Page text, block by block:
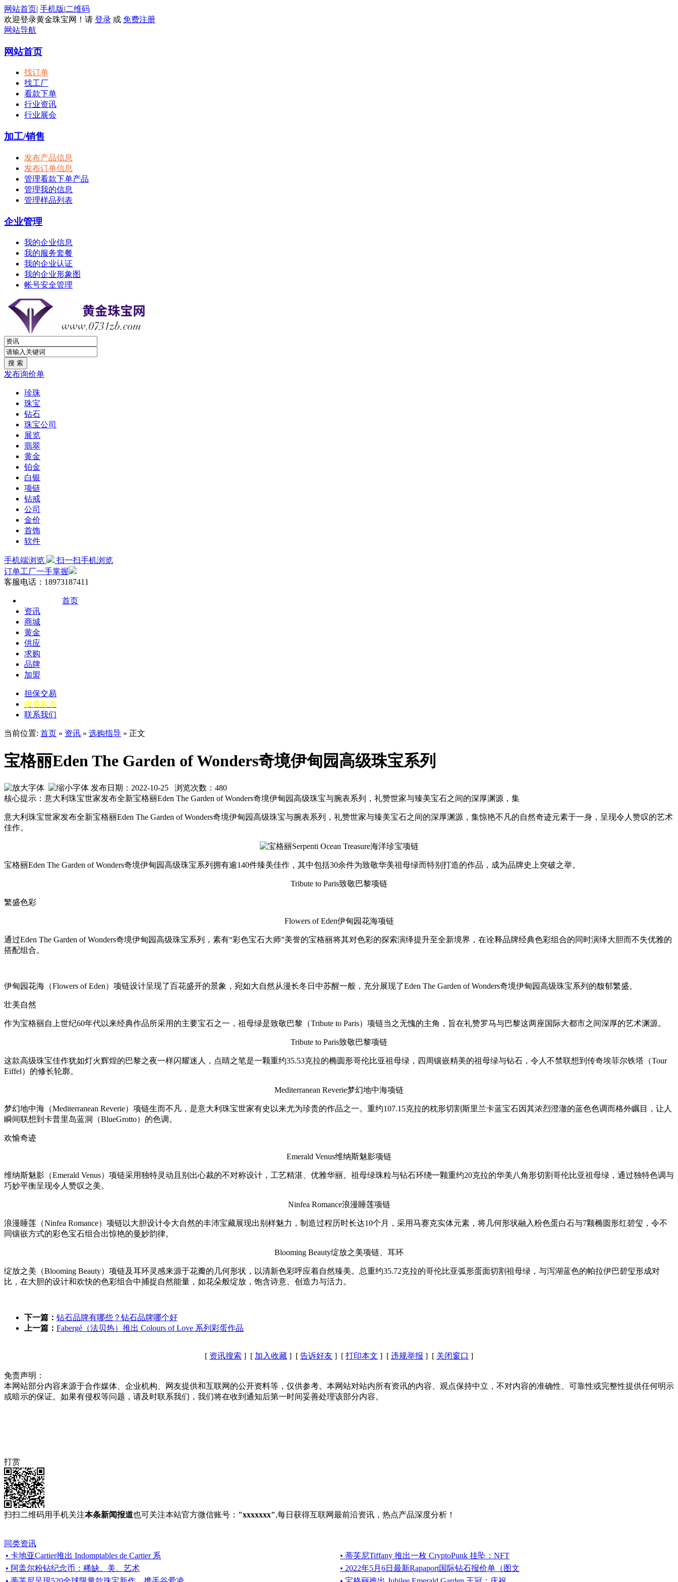
网站首页| 手机版|二维码
欢迎登录黄金珠宝网！请 登录 或 免费注册
网站导航
网站首页
找订单
找工厂
看款下单
行业资讯
行业展会
加工/销售
发布产品信息
发布订单信息
管理看款下单产品
管理我的信息
管理样品列表
企业管理
我的企业信息
我的服务套餐
我的企业认证
我的企业形象图
帐号安全管理
发布询价单
珍珠
珠宝
钻石
珠宝公司
展览
翡翠
黄金
铂金
白银
项链
钻戒
公司
金价
首饰
软件
手机端浏览
扫一扫手机浏览
订单工厂一手掌握
客服电话：18973187411
首页
资讯
商城
黄金
供应
求购
品牌
加盟
担保交易
收费标准
联系我们
当前位置: 首页 » 资讯 » 选购指导 » 正文
宝格丽Eden The Garden of Wonders奇境伊甸园高级珠宝系列
发布日期：2022-10-25 浏览次数： 480
核心提示：意大利珠宝世家发布全新宝格丽Eden The Garden of Wonders奇境伊甸园高级珠宝与腕表系列，礼赞世家与臻美宝石之间的深厚渊源，集
意大利珠宝世家发布全新宝格丽Eden The Garden of Wonders奇境伊甸园高级珠宝与腕表系列，礼赞世家与臻美宝石之间的深厚渊源，集惊艳不凡的自然奇迹元素于一身，呈现令人赞叹的艺术
佳作。
Serpenti Ocean Treasure海洋珍宝项链
宝格丽Eden The Garden of Wonders奇境伊甸园高级珠宝系列拥有逾140件臻美佳作，其中包括30余件为致敬华美祖母绿而特别打造的作品，成为品牌史上突破之举。
Tribute to Paris致敬巴黎项链
繁盛色彩
Flowers of Eden伊甸园花海项链
通过Eden The Garden of Wonders奇境伊甸园高级珠宝系列，素有“彩色宝石大师”美誉的宝格丽将其对色彩的探索演绎提升至全新境界，在诠释品牌经典色彩组合的同时演绎大胆而不失优雅的
搭配组合。
伊甸园花海（Flowers of Eden）项链设计呈现了百花盛开的景象，宛如大自然从漫长冬日中苏醒一般，充分展现了Eden The Garden of Wonders奇境伊甸园高级珠宝系列的馥郁繁盛。
壮美自然
作为宝格丽自上世纪60年代以来经典作品所采用的主要宝石之一，祖母绿是致敬巴黎（Tribute to Paris）项链当之无愧的主角，旨在礼赞罗马与巴黎这两座国际大都市之间深厚的艺术渊源。
Tribute to Paris致敬巴黎项链
这款高级珠宝佳作犹如灯火辉煌的巴黎之夜一样闪耀迷人，点睛之笔是一颗重约35.53克拉的椭圆形哥伦比亚祖母绿，四周镶嵌精美的祖母绿与钻石，令人不禁联想到传奇埃菲尔铁塔（Tour
Eiffel）的修长轮廓。
Mediterranean Reverie梦幻地中海项链
梦幻地中海（Mediterranean Reverie）项链生而不凡，是意大利珠宝世家有史以来尤为珍贵的作品之一。重约107.15克拉的枕形切割斯里兰卡蓝宝石因其浓烈澄澈的蓝色色调而格外瞩目，让人
瞬间联想到卡普里岛蓝洞（BlueGrotto）的色调。
欢愉奇迹
Emerald Venus维纳斯魅影项链
维纳斯魅影（Emerald Venus）项链采用独特灵动且别出心裁的不对称设计，工艺精湛、优雅华丽。祖母绿珠粒与钻石环绕一颗重约20克拉的华美八角形切割哥伦比亚祖母绿，通过独特色调与
巧妙平衡呈现令人赞叹之美。
Ninfea Romance浪漫睡莲项链
浪漫睡莲（Ninfea Romance）项链以大胆设计令大自然的丰沛宝藏展现出别样魅力，制造过程历时长达10个月，采用马赛克实体元素，将几何形状融入粉色蛋白石与7颗椭圆形红碧玺，令不
同镶嵌方式的彩色宝石组合出惊艳的曼妙韵律。
Blooming Beauty绽放之美项链、耳环
绽放之美（Blooming Beauty）项链及耳环灵感来源于花瓣的几何形状，以清新色彩呼应着自然臻美。总重约35.72克拉的哥伦比亚弧形蛋面切割祖母绿，与泻湖蓝色的帕拉伊巴碧玺形成对
比，在大胆的设计和欢快的色彩组合中捕捉自然能量，如花朵般绽放，饱含诗意、创造力与活力。
下一篇： 钻石品牌有哪些？钻石品牌哪个好
上一篇： Fabergé（法贝热）推出 Colours of Love 系列彩蛋作品
[ 资讯搜索 ] [ 加入收藏 ] [ 告诉好友 ] [ 打印本文 ] [ 违规举报 ] [ 关闭窗口 ]
免责声明：
本网站部分内容来源于合作媒体、企业机构、网友提供和互联网的公开资料等，仅供参考。本网站对站内所有资讯的内容、观点保持中立，不对内容的准确性、可靠性或完整性提供任何明示
或暗示的保证。如果有侵权等问题，请及时联系我们，我们将在收到通知后第一时间妥善处理该部分内容。
打赏
扫扫二维码用手机关注本条新闻报道也可关注本站官方微信账号： "xxxxxxx",每日获得互联网最前沿资讯，热点产品深度分析！
同类资讯
• 卡地亚Cartier推出 Indomptables de Cartier 系
• 蒂芙尼Tiffany 推出一枚 CryptoPunk 挂坠：NFT
• 阿盖尔粉钻纪念币：稀缺、美、艺术
• 2022年5月6日最新Rapaport国际钻石报价单（图文